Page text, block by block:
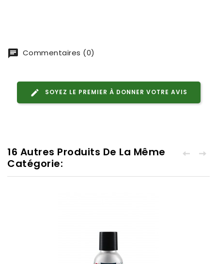
Commentaires (0)
SOYEZ LE PREMIER À DONNER VOTRE AVIS
16 Autres Produits De La Même
Catégorie: